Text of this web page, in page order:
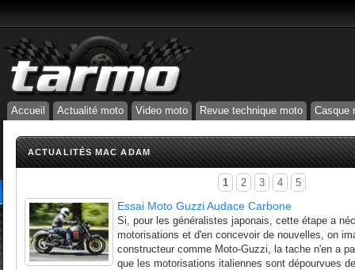
Accueil Actualité moto Video moto Revue technique moto Casque
ACTUALITÉS MAC ADAM
1 2 3 4 5
Essai Moto Guzzi Audace Carbone
Si, pour les généralistes japonais, cette étape a
motorisations et d'en concevoir de nouvelles, on
constructeur comme Moto-Guzzi, la tache n'en a
que les motorisations italiennes sont dépourvues